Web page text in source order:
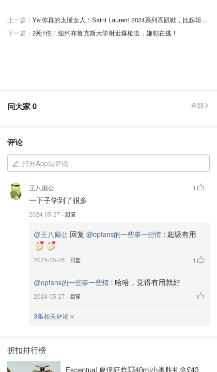
过买那种塑料的手套脚套什么的，但不舒服的同时，睡醒后
通常都会发现不知道什么时候蹭掉了，所以我还是喜欢穿袜
我来消灭信息差
上一篇：
Ysl你真的太懂女人！Saint Laurent 2024系列高跟鞋，比起斩男更斩女！
下一篇： 2死1伤！纽约布鲁克斯大学附近爆枪击，嫌犯在逃！
问大家0 全部
评论
打开App写评论
王八癫公
一下子学到了很多
2024-05-27 · 回复
1
@王八癫公 回复 @opfans的一些事一些情 : 超级有用
2024-05-28 · 回复 1
@opfans的一些事一些情 : 哈哈，觉得有用就好
2024-05-27 · 回复
3条相关评论
折扣排行榜
Escentual 夏促狂炸💥40ml小黑瓶礼盒£43